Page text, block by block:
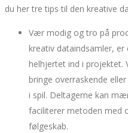
du her tre tips til den kreative
Vær modig og tro på
kreativ dataindsamler,
helhjertet ind i
bringe overraskende
i spil. Deltagerne kan
faciliterer metoden med
følgeskab.